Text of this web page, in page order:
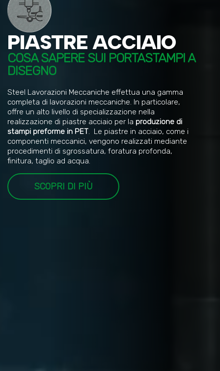
PIASTRE ACCIAIO
COSA SAPERE SUI PORTASTAMPI A
DISEGNO
Steel Lavorazioni Meccaniche effettua una gamma
completa di lavorazioni meccaniche. In particolare,
offre un alto livello di specializzazione nella
realizzazione di piastre acciaio per la produzione di
stampi preforme in PET . Le piastre in acciaio, come i
componenti meccanici, vengono realizzati mediante
procedimenti di sgrossatura, foratura profonda,
finitura, taglio ad acqua.
SCOPRI DI PIÙ